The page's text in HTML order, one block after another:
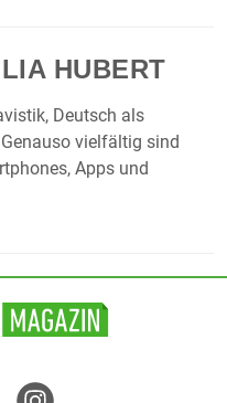
HUBERT
Deutsch als
vielfältig sind
Apps und